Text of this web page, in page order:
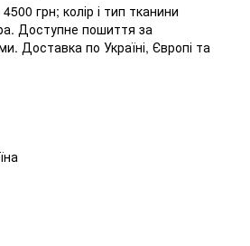
грн; колір і тип тканини
Доступне пошиття за
Доставка по Україні, Європі та